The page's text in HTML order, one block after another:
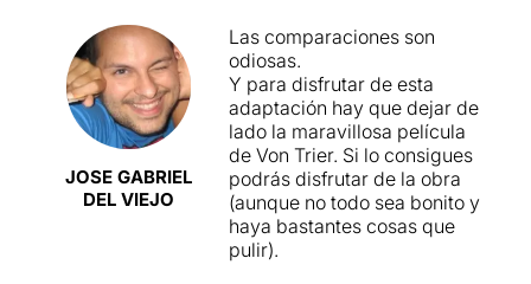
JOSE GABRIEL
DEL VIEJO
Las comparaciones son
odiosas.
Y para disfrutar de esta
adaptación hay que dejar de
lado la maravillosa película
de Von Trier. Si lo consigues
podrás disfrutar de la obra
(aunque no todo sea bonito y
haya bastantes cosas que
pulir).